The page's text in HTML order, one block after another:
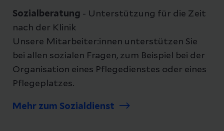
Sozialberatung - Unterstützung für die Zeit
nach der Klinik
Unsere Mitarbeiter:innen unterstützen Sie
bei allen sozialen Fragen, zum Beispiel bei der
Organisation eines Pflegedienstes oder eines
Pflegeplatzes.
Mehr zum Sozialdienst